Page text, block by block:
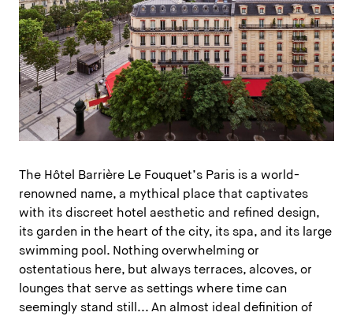
The Hôtel Barrière Le Fouquet’s Paris is a world-
renowned name, a mythical place that captivates
with its discreet hotel aesthetic and refined design,
its garden in the heart of the city, its spa, and its large
swimming pool. Nothing overwhelming or
ostentatious here, but always terraces, alcoves, or
lounges that serve as settings where time can
seemingly stand still... An almost ideal definition of